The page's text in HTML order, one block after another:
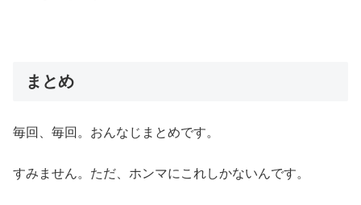
まとめ
毎回、毎回。おんなじまとめです。
すみません。ただ、ホンマにこれしかないんです。